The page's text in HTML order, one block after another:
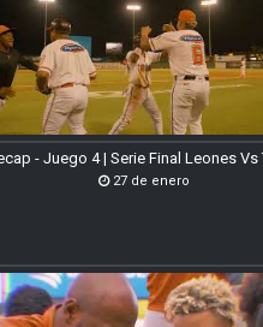
- Juego 4 | Serie Final Leones Vs
27 de enero